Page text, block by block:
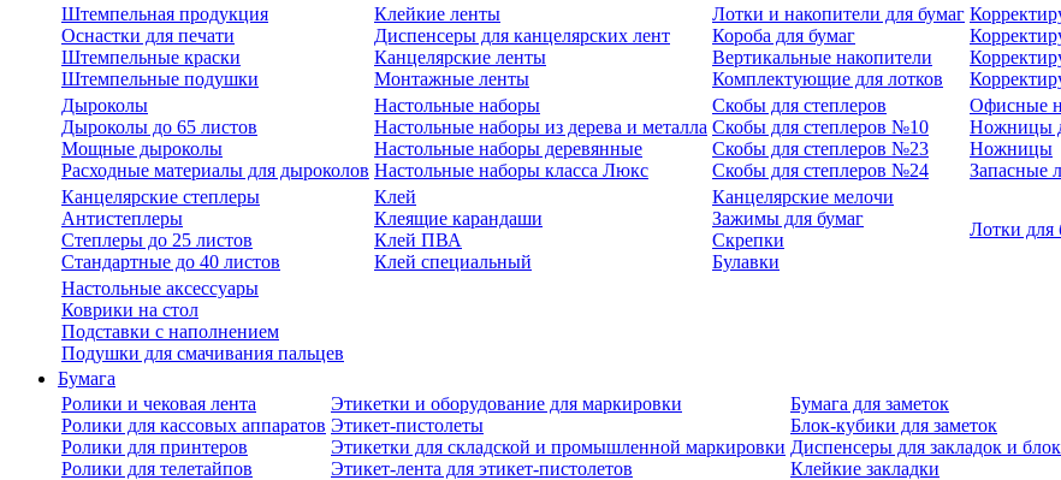
Штемпельная продукция
Оснастки для печати
Штемпельные краски
Штемпельные подушки
Клейкие ленты
Диспенсеры для канцелярских лент
Канцелярские ленты
Монтажные ленты
Лотки и накопители для бумаг
Короба для бумаг
Вертикальные накопители
Комплектующие для лотков
Дыроколы
Дыроколы до 65 листов
Мощные дыроколы
Расходные материалы для дыроколов
Настольные наборы
Настольные наборы из дерева и металла
Настольные наборы деревянные
Настольные наборы класса Люкс
Скобы для степлеров
Скобы для степлеров №10
Скобы для степлеров №23
Скобы для степлеров №24
Офисные
Ножницы
Ножницы
Запасные
Канцелярские степлеры
Антистеплеры
Степлеры до 25 листов
Стандартные до 40 листов
Клей
Клеящие карандаши
Клей ПВА
Клей специальный
Канцелярские мелочи
Зажимы для бумаг
Скрепки
Булавки
Лотки для
Настольные аксессуары
Коврики на стол
Подставки с наполнением
Подушки для смачивания пальцев
Бумага
Ролики и чековая лента
Ролики для кассовых аппаратов
Ролики для принтеров
Ролики для телетайпов
Этикетки и оборудование для маркировки
Этикет-пистолеты
Этикетки для складской и промышленной маркировки
Этикет-лента для этикет-пистолетов
Бумага для заметок
Блок-кубики для заметок
Диспенсеры для закладок и
Клейкие закладки